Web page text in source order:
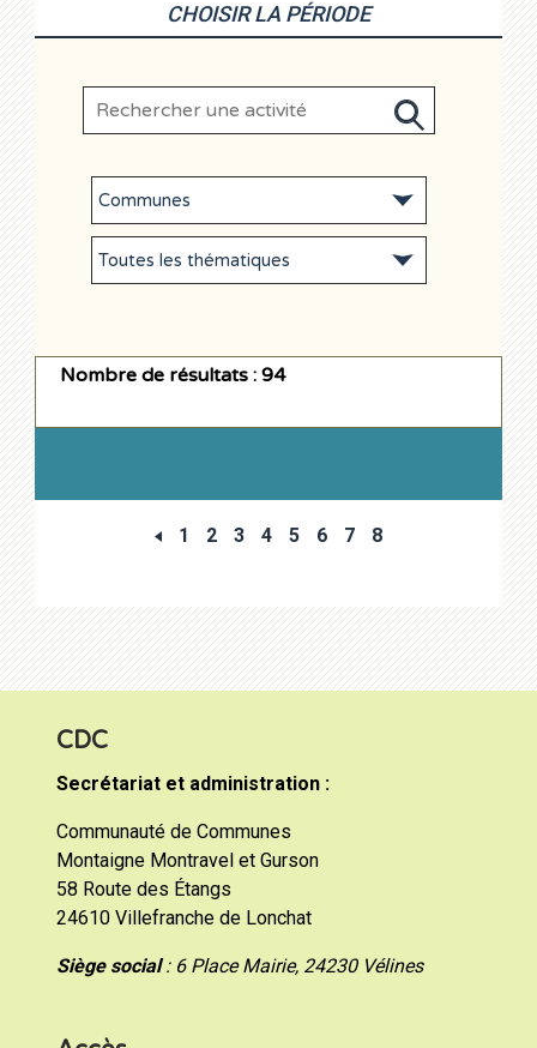
CHOISIR LA PÉRIODE
Nombre de résultats : 94
1 2 3 4 5 6 7 8
CDC
Secrétariat et administration :
Communauté de Communes
Montaigne Montravel et Gurson
58 Route des Étangs
24610 Villefranche de Lonchat
Siège social: 6 Place Mairie, 24230 Vélines